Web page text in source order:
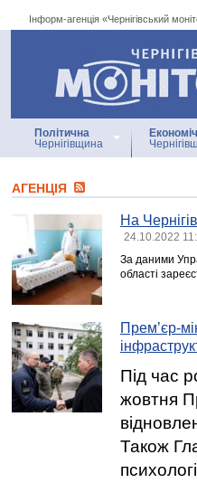
Інформ-агенція «Чернігівський
Інформ-агенція
«Чернігівський
Політична
Чернігівщина
АГЕНЦIЯ
На
24.10.2022
За даними
області
Прем’єр-
Під час
жовтня
Також